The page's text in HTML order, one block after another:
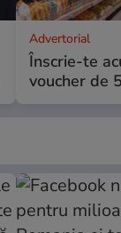
Advertorial
Înscrie-te
voucher de